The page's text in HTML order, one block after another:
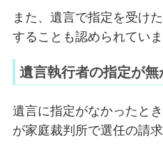
また、遺言で指定を受け
することも認められていま
遺言執行者の指定が無
遺言に指定がなかったと
が家庭裁判所で選任の請求